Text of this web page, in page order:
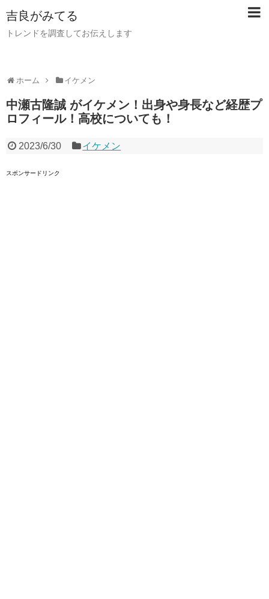
吉良がみてる
トレンドを調査してお伝えします
ホーム イケメン
中瀬古隆誠 がイケメン！出身や身長など経歴プ
ロフィール！高校についても！
2023/6/30 イケメン
スポンサードリンク